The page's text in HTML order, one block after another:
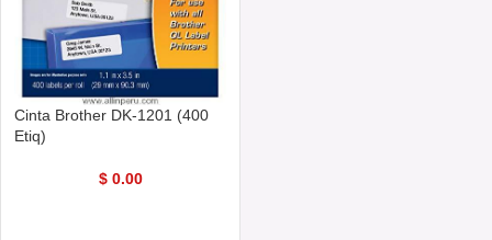
Cinta Brother DK-1201 (400
Etiq)
$0.00